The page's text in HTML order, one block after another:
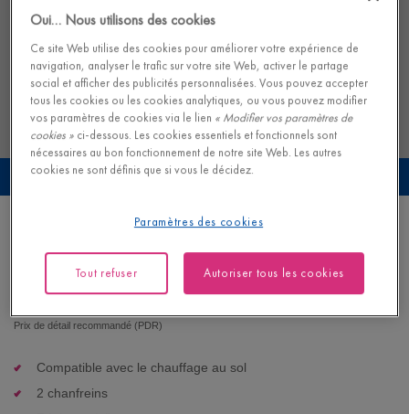
Prévisualisez ce sol dans votre propre intérieur
Chêne forêt hivernale extra mat
81,95
Prix de détail recommandé (PDR)
Compatible avec le chauffage au sol
2 chanfreins
Oui… Nous utilisons des cookies
Ce site Web utilise des cookies pour améliorer votre expérience de
navigation, analyser le trafic sur votre site Web, activer le partage
social et afficher des publicités personnalisées. Vous pouvez accepter
tous les cookies ou les cookies analytiques, ou vous pouvez modifier
vos paramètres de cookies via le lien « Modifier vos paramètres de
cookies » ci-dessous. Les cookies essentiels et fonctionnels sont
nécessaires au bon fonctionnement de notre site Web. Les autres
cookies ne sont définis que si vous le décidez.
Paramètres des cookies
Tout refuser Autoriser tous les cookies